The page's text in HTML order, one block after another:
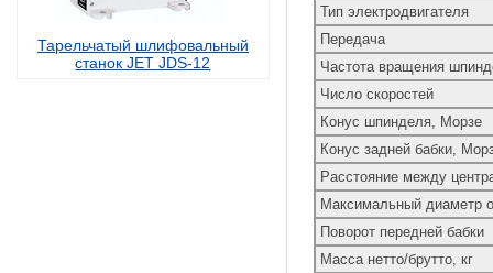
Тарельчатый шлифовальный
станок JET JDS-12
Тип электродвигателя
Передача
Частота вращения
Число скоростей
Конус шпинделя, Морзе
Конус задней бабки,
Расстояние между
Максимальный диаметр
Поворот передней бабки
Масса нетто/брутто, кг